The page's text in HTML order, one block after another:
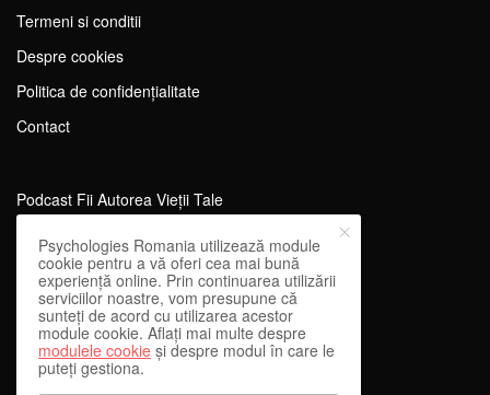
Termeni si conditii
Despre cookies
Politica de confidențialitate
Contact
Podcast Fii Autorea Vieții Tale
Evenimente Fii Autoarea Vieții Tale!
SportEdu
Antrenament Mental pentru Sportivi
Learning Network
WEnough
Psychologies Romania utilizează module
cookie pentru a vă oferi cea mai bună
experiență online. Prin continuarea utilizării
serviciilor noastre, vom presupune că
sunteți de acord cu utilizarea acestor
module cookie. Aflați mai multe despre
modulele cookie și despre modul în care le
puteți gestiona.